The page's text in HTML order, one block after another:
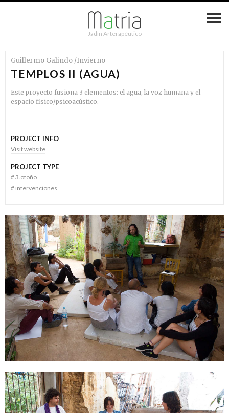
Jadín Arterapéutico
Guillermo Galindo /Invierno
TEMPLOS II (AGUA)
Este proyecto fusiona 3 elementos: el agua, la voz humana y el
espacio fisico/psicoacústico.
PROJECT INFO
Visit website
PROJECT TYPE
#3.otoño
# intervenciones